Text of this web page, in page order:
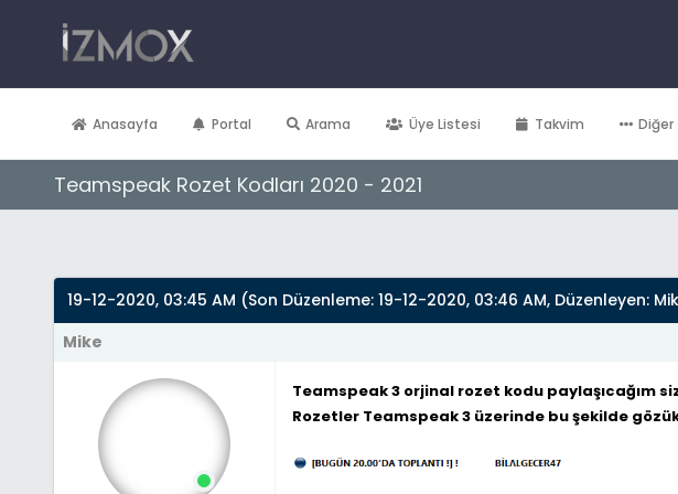
Anasayfa Portal Arama Üye Listesi Takvim Diğer
Teamspeak Rozet Kodları 2020 - 2021
Derecelendirme: 0/5 - 0 oy
12
3
4
5
19-12-2020, 03:45 AM (Son Düzenleme: 19-12-2020, 03:46 AM, Düzenleyen:
Mike
Teamspeak 3 orjinal rozet kodu paylaşıcağım
Rozetler Teamspeak 3 üzerinde bu şekilde